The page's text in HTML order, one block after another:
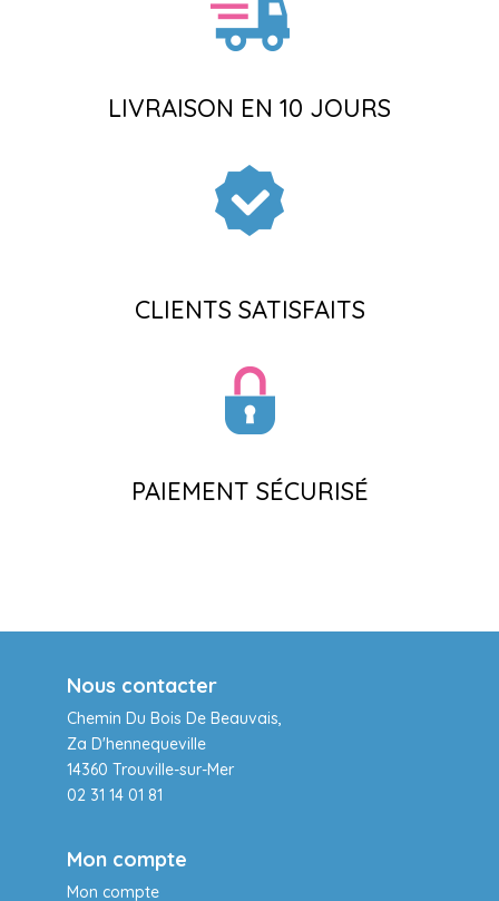
LIVRAISON EN 10 JOURS
CLIENTS SATISFAITS
PAIEMENT SÉCURISÉ
Nous contacter
Chemin Du Bois De Beauvais,
Za D'hennequeville
14360 Trouville-sur-Mer
02 31 14 01 81
Mon compte
Mon compte